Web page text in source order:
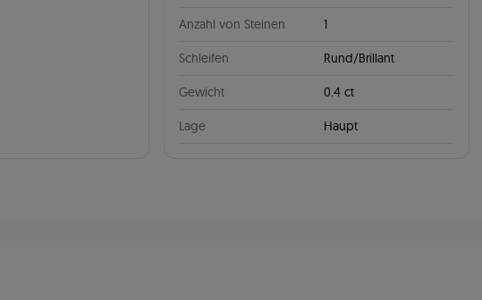
Anzahl von Steinen 1
Schleifen Rund/Brillant
Gewicht 0.4 ct
Lage Haupt